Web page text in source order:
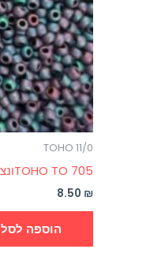
TOHO 11/0
TOHO TO 705ונציה יפני טוהו צבע סגול
8.50 ₪
הוספה לסל